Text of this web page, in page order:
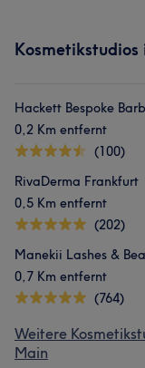
Hackett Bespoke
0,2 Km entfernt
(100)
RivaDerma Frankfurt
0,5 Km entfernt
(202)
Manekii Lashes &
0,7 Km entfernt
(764)
Weitere
Main